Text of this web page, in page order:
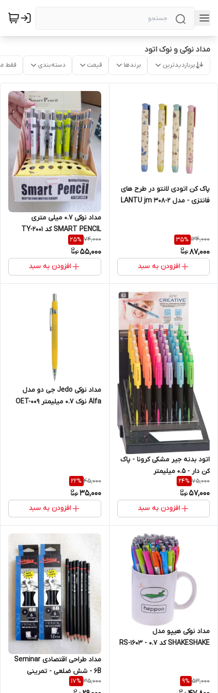
مداد نوکی و نوک اتود
پربازدیدترین برندها قیمت دسته‌بندی فقط
پاک کن اتودی لانتو در طرح های
فانتزی - مدل LANTU jm 308-2
134,000
35%
87,000
افزودن به سبد
مداد نوکی 0.7 میلی متری
SMART PENCIL کد TY-2001
74,000
25%
55,000
افزودن به سبد
اتود بدنه جیر مشکی کرونا - پاک
کن دار - 0.5 میلیمتر
75,000
24%
57,000
افزودن به سبد
مداد نوکی Jedo جی دو مدل
Alfa نوک ۰.۷ میلیمتر OET-009
45,000
22%
35,000
افزودن به سبد
مداد نوکی هیپو مدل
SHAKESHAKE کد RS-1603 - 0.7
53,000
9%
مداد طراحی اقتصادی Seminar
6B - شش ضلعی - تمرینی
35,000
17%